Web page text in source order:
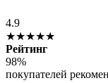
4.9
★★★★★
Рейтинг
98%
покупателей